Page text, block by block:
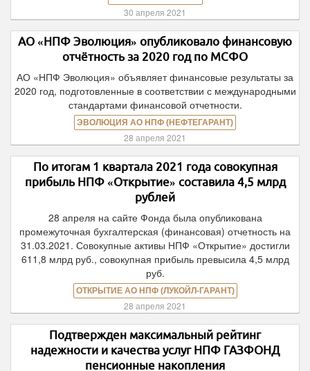
30 апреля 2021
АО «НПФ Эволюция» опубликовало финансовую
отчётность за 2020 год по МСФО
АО «НПФ Эволюция» объявляет финансовые результаты за
2020 год, подготовленные в соответствии с международными
стандартами финансовой отчетности.
ЭВОЛЮЦИЯ АО НПФ (НЕФТЕГАРАНТ)
28 апреля 2021
По итогам 1 квартала 2021 года совокупная
прибыль НПФ «Открытие» составила 4,5 млрд
рублей
28 апреля на сайте Фонда была опубликована
промежуточная бухгалтерская (финансовая) отчетность на
31.03.2021. Совокупные активы НПФ «Открытие» достигли
611,8 млрд руб., совокупная прибыль превысила 4,5 млрд
руб.
ОТКРЫТИЕ АО НПФ (ЛУКОЙЛ-ГАРАНТ)
28 апреля 2021
Подтвержден максимальный рейтинг
надежности и качества услуг НПФ ГАЗФОНД
пенсионные накопления